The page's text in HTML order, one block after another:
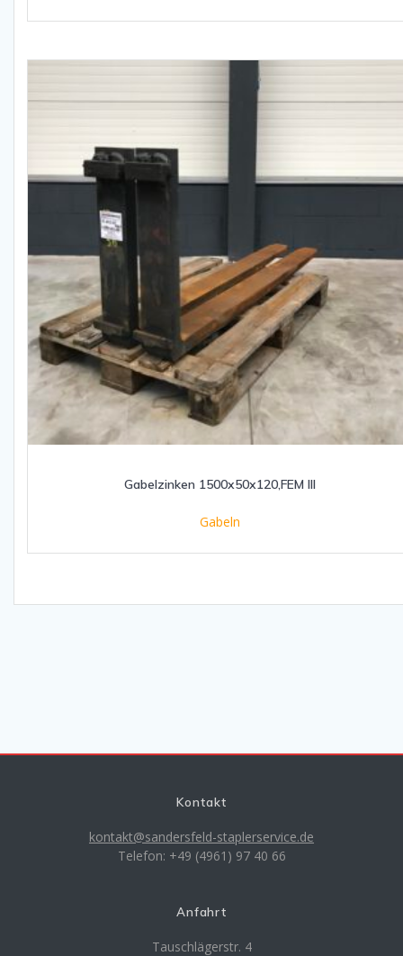
Gabelzinken 1500x50x120,FEM III
Gabeln
Kontakt
kontakt@sandersfeld-staplerservice.de
Telefon: +49 (4961) 97 40 66
Anfahrt
Tauschlägerstr. 4